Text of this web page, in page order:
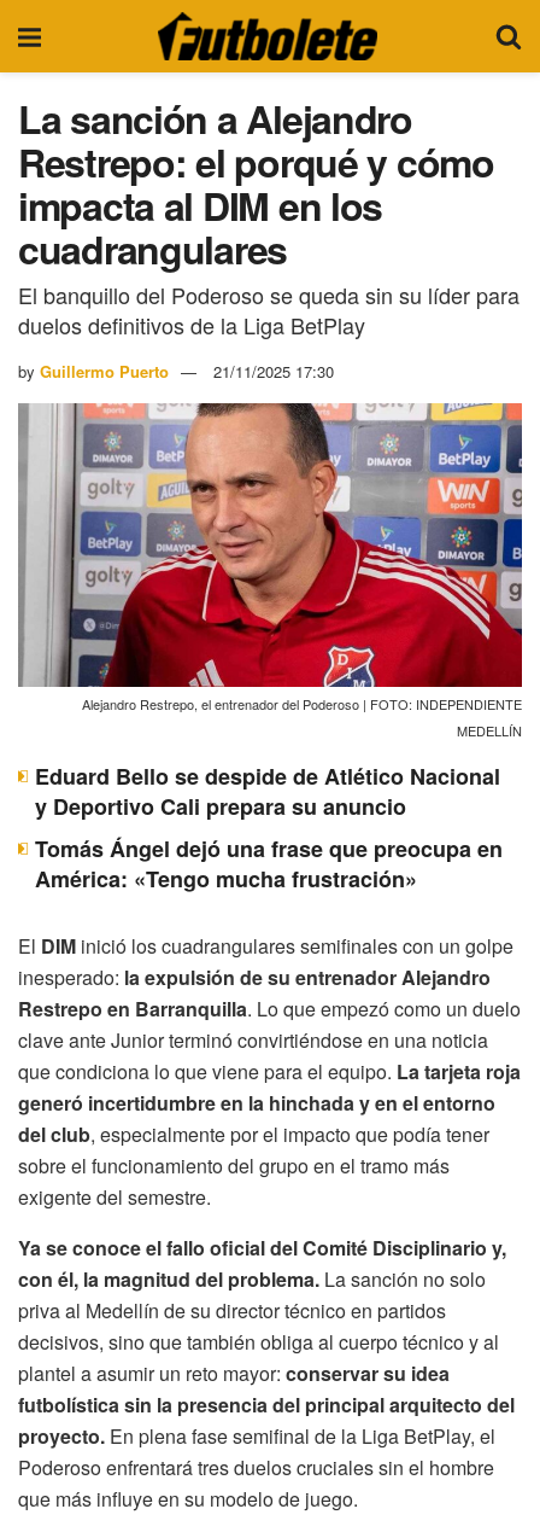
La sanción a Alejandro
Restrepo: el porqué y cómo
impacta al DIM en los
cuadrangulares
El banquillo del Poderoso se queda sin su líder para
duelos definitivos de la Liga BetPlay
by Guillermo Puerto 21/11/2025 17:30
Alejandro Restrepo, el entrenador del Poderoso | FOTO: INDEPENDIENTE
MEDELLÍN
Eduard Bello se despide de Atlético Nacional
y Deportivo Cali prepara su anuncio
Tomás Ángel dejó una frase que preocupa en
América: «Tengo mucha frustración»
El DIM inició los cuadrangulares semifinales con un golpe
inesperado: la expulsión de su entrenador Alejandro
Restrepo en Barranquilla. Lo que empezó como un duelo
clave ante Junior terminó convirtiéndose en una noticia
que condiciona lo que viene para el equipo. La tarjeta roja
generó incertidumbre en la hinchada y en el entorno
del club, especialmente por el impacto que podía tener
sobre el funcionamiento del grupo en el tramo más
exigente del semestre.
Ya se conoce el fallo oficial del Comité Disciplinario y,
con él, la magnitud del problema. La sanción no solo
priva al Medellín de su director técnico en partidos
decisivos, sino que también obliga al cuerpo técnico y al
plantel a asumir un reto mayor: conservar su idea
futbolística sin la presencia del principal arquitecto del
proyecto. En plena fase semifinal de la Liga BetPlay, el
Poderoso enfrentará tres duelos cruciales sin el hombre
que más influye en su modelo de juego.